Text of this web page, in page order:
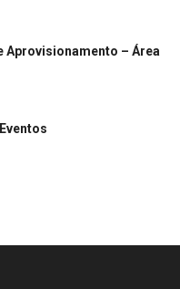
Aprovisionamento – Área